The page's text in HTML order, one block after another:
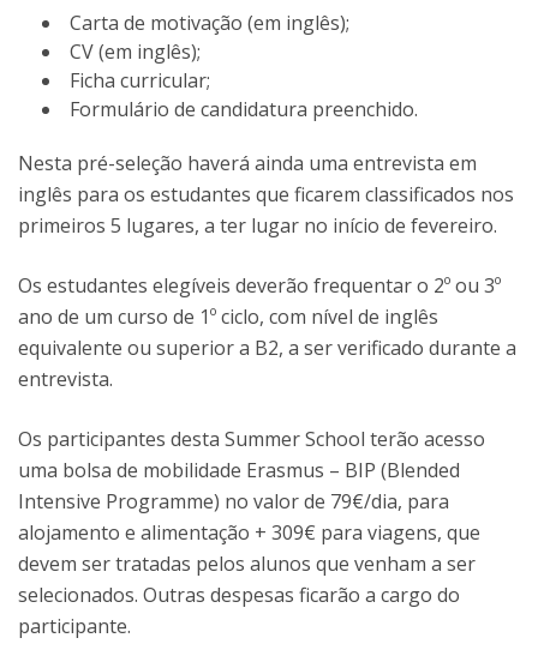
Carta de motivação (em inglês);
CV (em inglês);
Ficha curricular;
Formulário de candidatura preenchido.
Nesta pré-seleção haverá ainda uma entrevista em
inglês para os estudantes que ficarem classificados nos
primeiros 5 lugares, a ter lugar no início de fevereiro.
Os estudantes elegíveis deverão frequentar o 2º ou 3º
ano de um curso de 1º ciclo, com nível de inglês
equivalente ou superior a B2, a ser verificado durante a
entrevista.
Os participantes desta Summer School terão acesso
uma bolsa de mobilidade Erasmus – BIP (Blended
Intensive Programme) no valor de 79€/dia, para
alojamento e alimentação + 309€ para viagens, que
devem ser tratadas pelos alunos que venham a ser
selecionados. Outras despesas ficarão a cargo do
participante.